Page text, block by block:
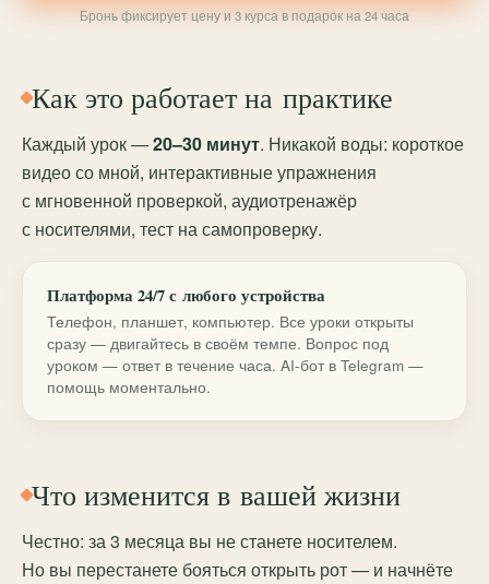
Бронь фиксирует цену и 3 курса в подарок на 24 часа
Как это работает на практике
Каждый урок —20–30 минут. Никакой воды: короткое
видео со мной, интерактивные упражнения
с мгновенной проверкой, аудиотренажёр
с носителями, тест на самопроверку.
Платформа 24/7 с любого устройства
Телефон, планшет, компьютер. Все уроки открыты
сразу — двигайтесь в своём темпе. Вопрос под
уроком — ответ в течение часа. AI-бот в Telegram —
помощь моментально.
Что изменится в вашей жизни
Честно: за 3 месяца вы не станете носителем.
Но вы перестанете бояться открыть рот — и начнёте